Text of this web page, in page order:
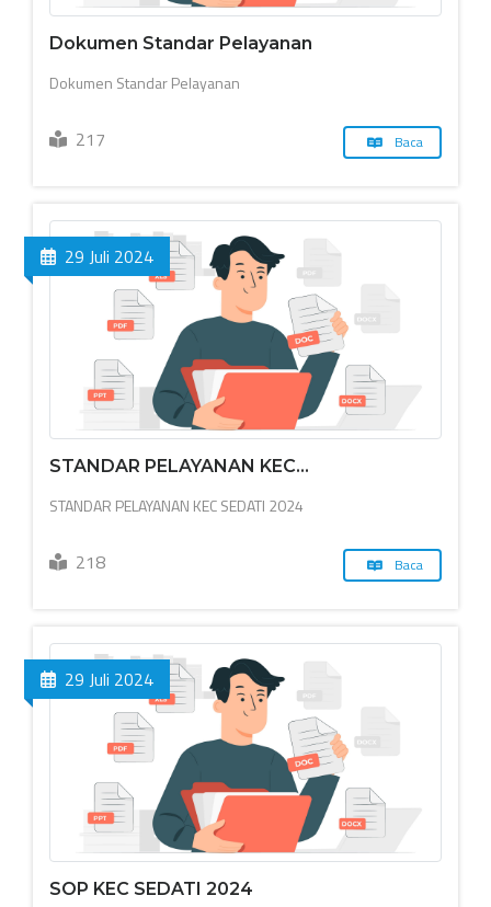
Dokumen Standar Pelayanan
Dokumen Standar Pelayanan
217 Baca
29 Juli 2024
STANDAR PELAYANAN KEC...
STANDAR PELAYANAN KEC SEDATI 2024
218 Baca
29 Juli 2024
SOP KEC SEDATI 2024